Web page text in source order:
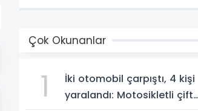
Çok Okunanlar
1
İki otomobil çarpıştı, 4 kişi
yaralandı: Motosikletli çift